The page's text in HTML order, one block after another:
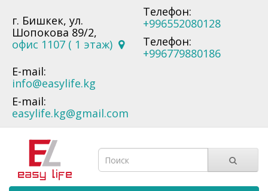
г. Бишкек, ул.
Шопокова 89/2,
офис 1107 ( 1 этаж)
Телефон:
+996552080128
Телефон:
+996779880186
E-mail:
info@easylife.kg
E-mail:
easylife.kg@gmail.com